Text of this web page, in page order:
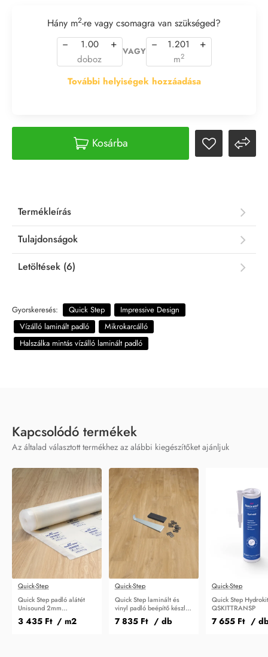
További helyiségek hozzáadása
Hány m2-re vagy csomagra van szükséged?
− +
doboz
VAGY
− +
m2
Kosárba
Termékleírás
Tulajdonságok
Letöltések (6)
Gyorskeresés: Quick Step
Impressive Design
Vízálló laminált padló
Mikrokarcálló
Halszálka mintás vízálló laminált padló
Kapcsolódó termékek
Az általad választott termékhez az alábbi kiegészítőket ajánljuk
Quick-Step
Quick Step padló alátét
Unisound 2mm
QSUDLDRUCO15
3 435 Ft / m2
Quick-Step
Quick Step laminált és
vinyl padló beépítő készlet
QSTOOLA
7 835 Ft / db
Quick-Step
Quick Step Hydrokit
QSKITTRANSP
7 655 Ft /